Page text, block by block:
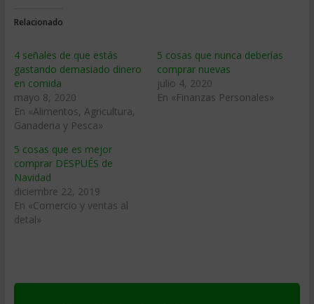
Relacionado
4 señales de que estás
gastando demasiado dinero
en comida
mayo 8, 2020
En «Alimentos, Agricultura,
Ganaderia y Pesca»
5 cosas que nunca deberías
comprar nuevas
julio 4, 2020
En «Finanzas Personales»
5 cosas que es mejor
comprar DESPUÉS de
Navidad
diciembre 22, 2019
En «Comercio y ventas al
detal»